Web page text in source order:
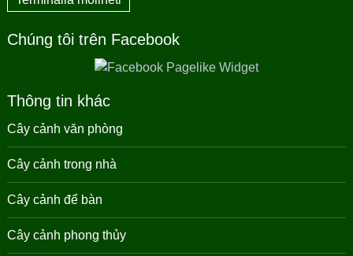
Chúng tôi trên Facebook
Thông tin khác
Cây cảnh văn phòng
Cây cảnh trong nhà
Cây cảnh để bàn
Cây cảnh phong thủy